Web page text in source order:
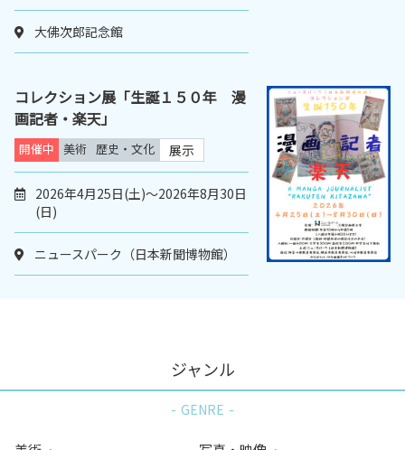
大佛次郎記念館
コレクション展「生誕１５０年 漫
画記者・楽天」
開催中 美術 歴史・文化 展示
2026年4月25日(土)～2026年8月30日
(日)
ニュースパーク（日本新聞博物館）
ジャンル
GENRE